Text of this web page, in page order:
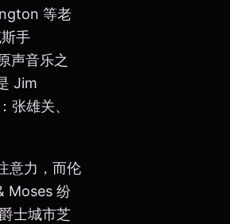
等老
手
声音乐之
Jim
张雄关、
意力，而伦
Moses 纷
士城市芝